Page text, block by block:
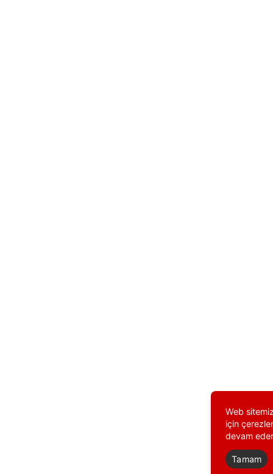
Web
için
devam
Tamam